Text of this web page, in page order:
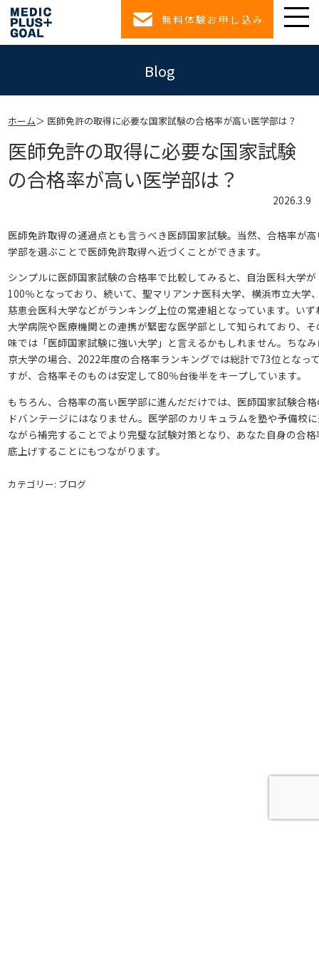
無料体験お申し込み
Blog
ホーム 医師免許の取得に必要な国家試験の合格率が高い医学部は？
医師免許の取得に必要な国家試験
の合格率が高い医学部は？
2026.3.9
医師免許取得の通過点とも言うべき医師国家試験。当然、合格率が
学部を選ぶことで医師免許取得へ近づくことができます。
シンプルに医師国家試験の合格率で比較してみると、自治医科大学が
100％となっており、続いて、聖マリアンナ医科大学、横浜市立大学
慈恵会医科大学などがランキング上位の常連組となっています。いず
大学病院や医療機関との連携が緊密な医学部として知られており、
味では「医師国家試験に強い大学」と言えるかもしれません。ちな
京大学の場合、2022年度の合格率ランキングでは総計で73位となっ
すが、合格率そのものは安定して80％台後半をキープしています。
もちろん、合格率の高い医学部に進んだだけでは、医師国家試験合
ドバンテージにはなりません。医学部のカリキュラムを塾や予備校
ながら補完することでより完璧な試験対策となり、あなた自身の合
底上げすることにもつながります。
カテゴリー: ブログ